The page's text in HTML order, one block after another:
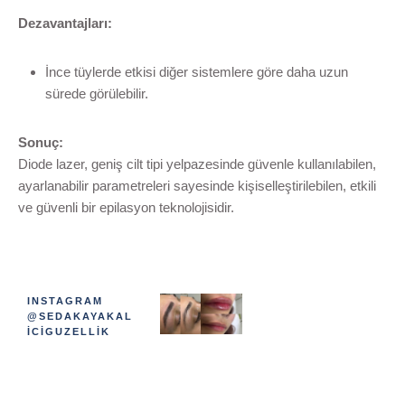
Dezavantajları:
İnce tüylerde etkisi diğer sistemlere göre daha uzun
sürede görülebilir.
Sonuç:
Diode lazer, geniş cilt tipi yelpazesinde güvenle kullanılabilen,
ayarlanabilir parametreleri sayesinde kişiselleştirilebilen, etkili
ve güvenli bir epilasyon teknolojisidir.
INSTAGRAM
@SEDAKAYAKAL
ICIGUZELLIK